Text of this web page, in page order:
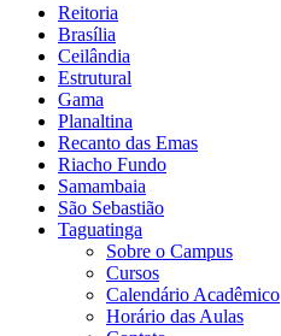
Reitoria
Brasília
Ceilândia
Estrutural
Gama
Planaltina
Recanto das Emas
Riacho Fundo
Samambaia
São Sebastião
Taguatinga
Sobre o Campus
Cursos
Calendário Acadêmico
Horário das Aulas